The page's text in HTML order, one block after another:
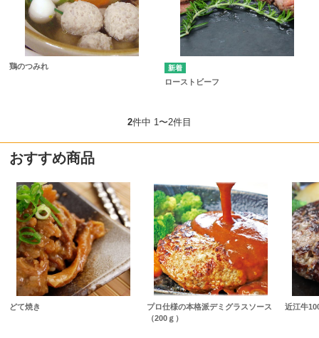
鶏のつみれ
ローストビーフ
2件中 1〜2件目
おすすめ商品
どて焼き
プロ仕様の本格派デミグラスソース
（200ｇ）
近江牛